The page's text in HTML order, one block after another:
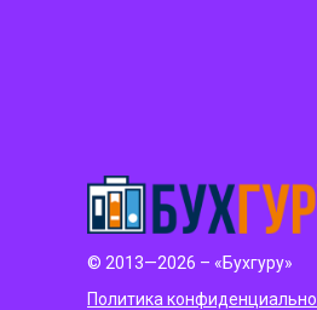
© 2013—2026 – «Бухгуру»
Политика